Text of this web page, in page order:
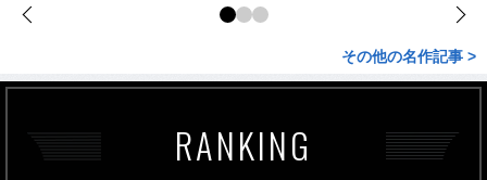
その他の名作記事 >
RANKING